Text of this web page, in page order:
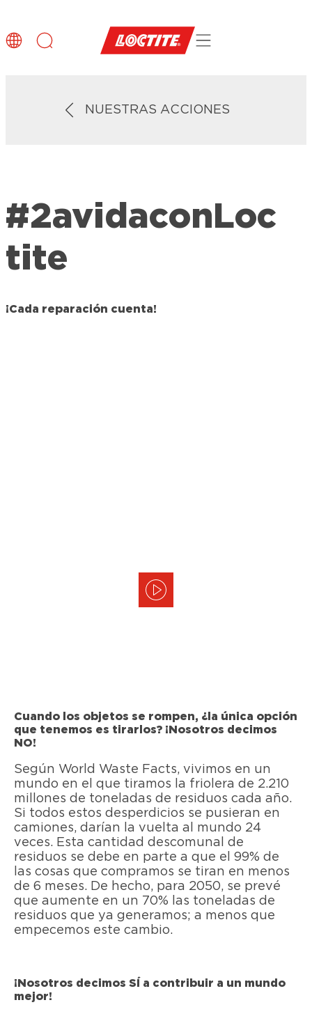
NUESTRAS ACCIONES
#2avidaconLoc
tite
¡Cada reparación cuenta!
Cuando los objetos se rompen, ¿la única opción
que tenemos es tirarlos? ¡Nosotros decimos
NO!
Según World Waste Facts, vivimos en un
mundo en el que tiramos la friolera de 2.210
millones de toneladas de residuos cada año.
Si todos estos desperdicios se pusieran en
camiones, darían la vuelta al mundo 24
veces. Esta cantidad descomunal de
residuos se debe en parte a que el 99% de
las cosas que compramos se tiran en menos
de 6 meses. De hecho, para 2050, se prevé
que aumente en un 70% las toneladas de
residuos que ya generamos; a menos que
empecemos este cambio.
¡Nosotros decimos SÍ a contribuir a un mundo
mejor!